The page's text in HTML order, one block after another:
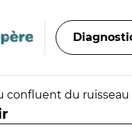
confluent du